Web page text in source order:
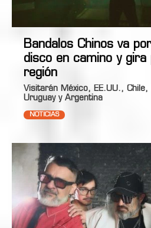
Bandalos Chinos va
disco en camino y
región
Visitarán México, EE.UU.,
Uruguay y Argentina
NOTICIAS